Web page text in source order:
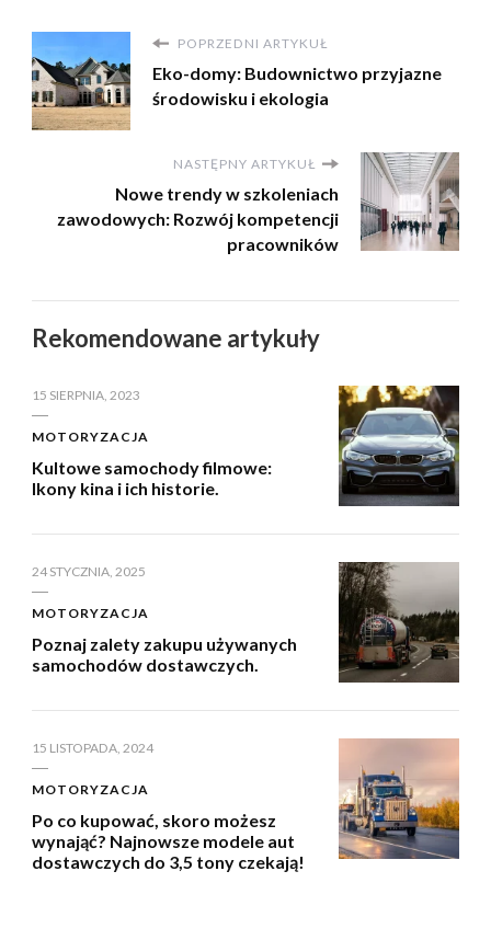
POPRZEDNI ARTYKUŁ
Eko-domy: Budownictwo przyjazne
środowisku i ekologia
NASTĘPNY ARTYKUŁ
Nowe trendy w szkoleniach
zawodowych: Rozwój kompetencji
pracowników
Rekomendowane artykuły
15 SIERPNIA, 2023
MOTORYZACJA
Kultowe samochody filmowe:
Ikony kina i ich historie.
24 STYCZNIA, 2025
MOTORYZACJA
Poznaj zalety zakupu używanych
samochodów dostawczych.
15 LISTOPADA, 2024
MOTORYZACJA
Po co kupować, skoro możesz
wynająć? Najnowsze modele aut
dostawczych do 3,5 tony czekają!